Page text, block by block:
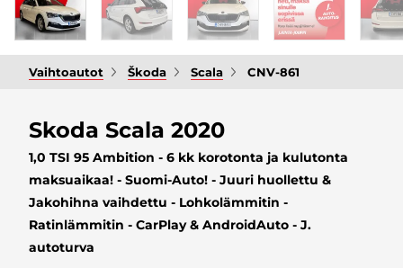
Vaihtoautot Škoda Scala CNV-861
Skoda Scala 2020
1,0 TSI 95 Ambition - 6 kk korotonta ja kulutonta
maksuaikaa! - Suomi-Auto! - Juuri huollettu &
Jakohihna vaihdettu - Lohkolämmitin -
Ratinlämmitin - CarPlay & AndroidAuto - J.
autoturva